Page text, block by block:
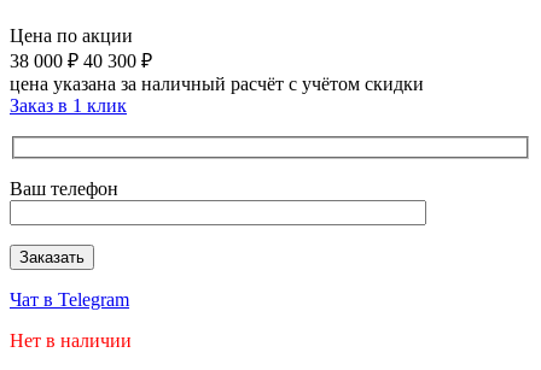
Цена по акции
38 000 ₽ 40 300 ₽
цена указана за наличный расчёт с учётом скидки
Заказ в 1 клик
Ваш телефон
Чат в Telegram
Нет в наличии